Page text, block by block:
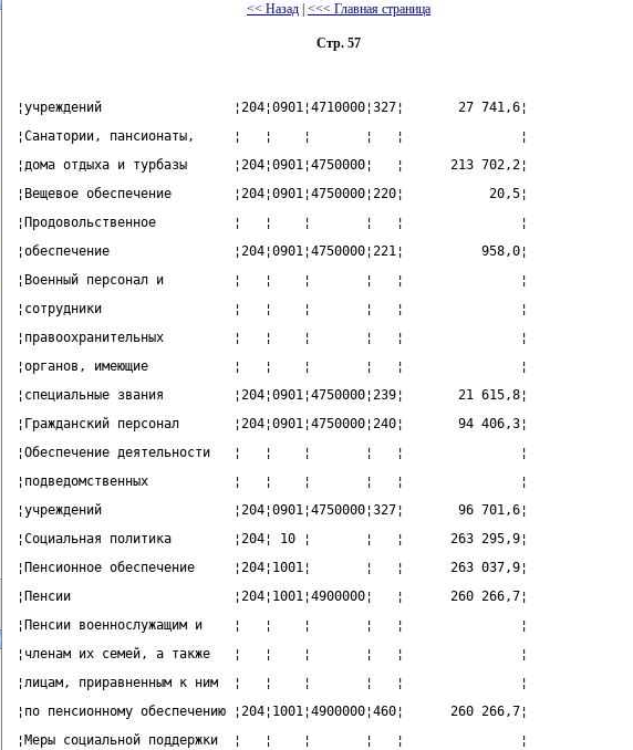
<< Назад <<< Главная страница
Стр. 57
¦учреждений                 ¦204¦0901¦4710000¦327¦       27 741,6¦
¦Санатории, пансионаты,     ¦   ¦    ¦       ¦   ¦               ¦
¦дома отдыха и турбазы      ¦204¦0901¦4750000¦   ¦      213 702,2¦
¦Вещевое обеспечение        ¦204¦0901¦4750000¦220¦           20,5¦
¦Продовольственное          ¦   ¦    ¦       ¦   ¦               ¦
¦обеспечение                ¦204¦0901¦4750000¦221¦          958,0¦
¦Военный персонал и         ¦   ¦    ¦       ¦   ¦               ¦
¦сотрудники                 ¦   ¦    ¦       ¦   ¦               ¦
¦правоохранительных         ¦   ¦    ¦       ¦   ¦               ¦
¦органов, имеющие           ¦   ¦    ¦       ¦   ¦               ¦
¦специальные звания         ¦204¦0901¦4750000¦239¦       21 615,8¦
¦Гражданский персонал       ¦204¦0901¦4750000¦240¦       94 406,3¦
¦Обеспечение деятельности   ¦   ¦    ¦       ¦   ¦               ¦
¦подведомственных           ¦   ¦    ¦       ¦   ¦               ¦
¦учреждений                 ¦204¦0901¦4750000¦327¦       96 701,6¦
¦Социальная политика        ¦204¦ 10 ¦       ¦   ¦      263 295,9¦
¦Пенсионное обеспечение     ¦204¦1001¦       ¦   ¦      263 037,9¦
¦Пенсии                     ¦204¦1001¦4900000¦   ¦      260 266,7¦
¦Пенсии военнослужащим и    ¦   ¦    ¦       ¦   ¦               ¦
¦членам их семей, а также   ¦   ¦    ¦       ¦   ¦               ¦
¦лицам, приравненным к ним  ¦   ¦    ¦       ¦   ¦               ¦
¦по пенсионному обеспечению ¦204¦1001¦4900000¦460¦      260 266,7¦
¦Меры социальной поддержки  ¦   ¦    ¦       ¦   ¦               ¦